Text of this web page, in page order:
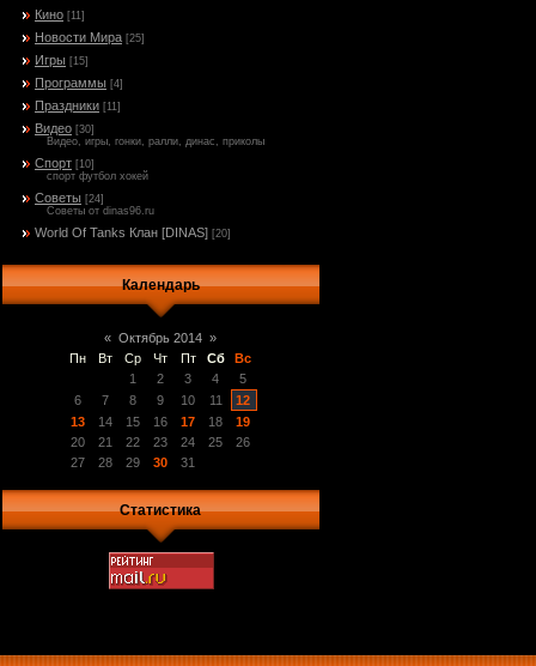
Кино [11]
Новости Мира [25]
Игры [15]
Программы [4]
Праздники [11]
Видео [30]
Видео, игры, гонки, ралли, динас, приколы
Спорт [10]
спорт футбол хокей
Советы [24]
Советы от dinas96.ru
World Of Tanks Клан [DINAS] [20]
Календарь
« Октябрь 2014 »
Пн
Вт Ср Чт Пт Сб
Вс
1
2 3 4
5
6
7 8 9 10 11
12
13
14 15 16 17 18
19
20
21 22 23 24 25
26
27
28 29 30 31
Статистика